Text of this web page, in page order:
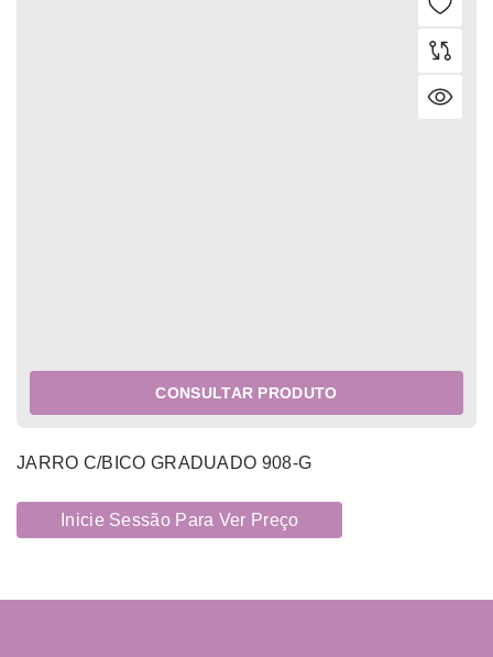
CONSULTAR PRODUTO
JARRO C/BICO GRADUADO 908-G
Inicie Sessão Para Ver Preço